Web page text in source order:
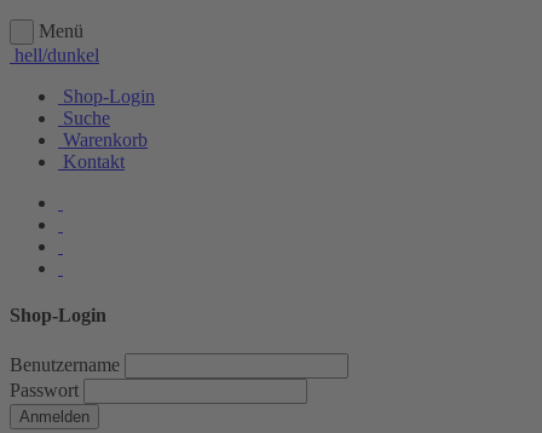
Menü
hell/dunkel
Shop-Login
Suche
Warenkorb
Kontakt
Shop-Login
Benutzername
Passwort
Anmelden